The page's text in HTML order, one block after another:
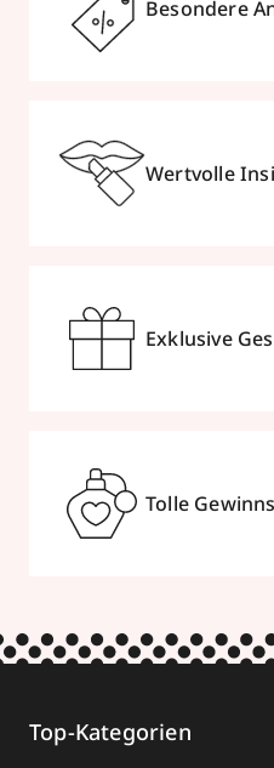
Besondere
Wertvolle
Exklusive
Tolle
Top-Kategorien